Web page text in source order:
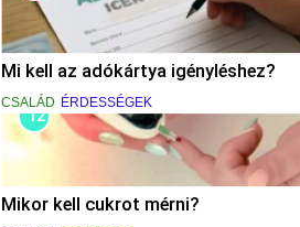
Mi kell az adókártya igényléshez?
CSALÁD ÉRDESSÉGEK
12
Mikor kell cukrot mérni?